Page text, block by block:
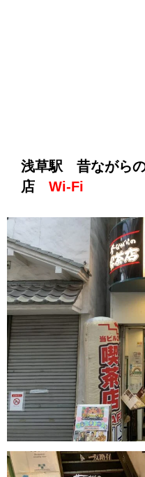
浅草駅 昔ながら
店 Wi-Fi